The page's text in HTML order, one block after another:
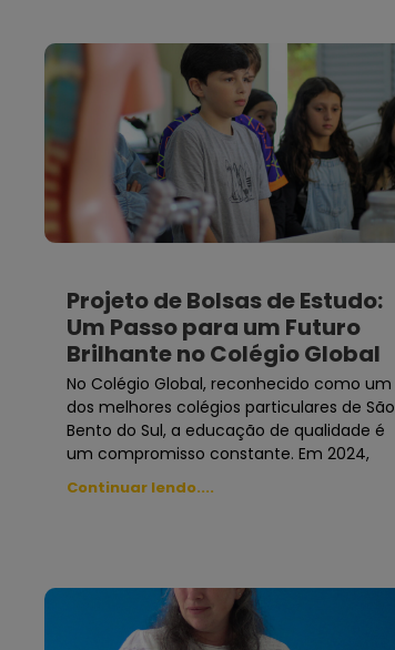
Projeto de Bolsas de Estudo:
Um Passo para um Futuro
Brilhante no Colégio Global
No Colégio Global, reconhecido como um
dos melhores colégios particulares de São
Bento do Sul, a educação de qualidade é
um compromisso constante. Em 2024,
Continuar lendo....